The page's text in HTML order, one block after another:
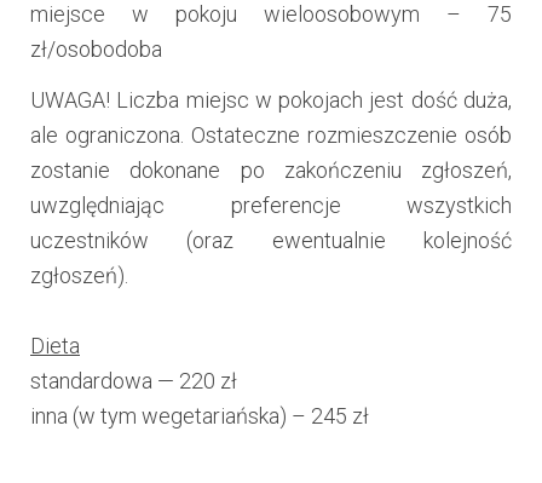
miejsce w pokoju wieloosobowym – 75
zł/osobodoba
UWAGA! Liczba miejsc w pokojach jest dość duża,
ale ograniczona. Ostateczne rozmieszczenie osób
zostanie dokonane po zakończeniu zgłoszeń,
uwzględniając preferencje wszystkich
uczestników (oraz ewentualnie kolejność
zgłoszeń).
Dieta
standardowa — 220 zł
inna (w tym wegetariańska) – 245 zł